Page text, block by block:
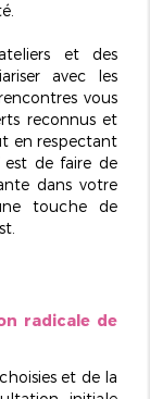
et des
avec les
vous
reconnus et
en respectant
de faire de
dans votre
touche de
radicale de
et de la